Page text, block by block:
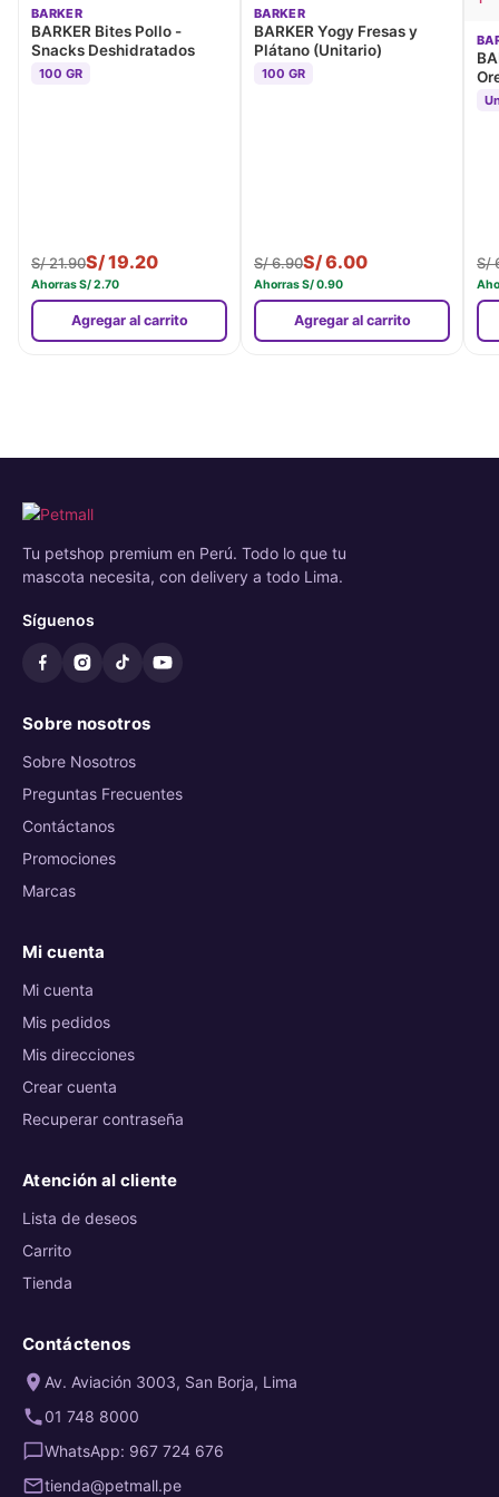
BARKER
BARKER Bites Pollo -
Snacks Deshidratados
100 GR
S/21.90S/19.20
AhorrasS/2.70
Agregar al carrito
BARKER
BARKER Yogy Fresas y
Plátano (Unitario)
100 GR
S/6.90S/6.00
AhorrasS/0.90
Agregar al carrito
S/
Tu petshop premium en Perú. Todo lo que tu
mascota necesita, con delivery a todo Lima.
Síguenos
Sobre nosotros
Sobre Nosotros
Preguntas Frecuentes
Contáctanos
Promociones
Marcas
Mi cuenta
Mi cuenta
Mis pedidos
Mis direcciones
Crear cuenta
Recuperar contraseña
Atención al cliente
Lista de deseos
Carrito
Tienda
Contáctenos
Av. Aviación 3003, San Borja, Lima
01 748 8000
WhatsApp: 967 724 676
tienda@petmall.pe